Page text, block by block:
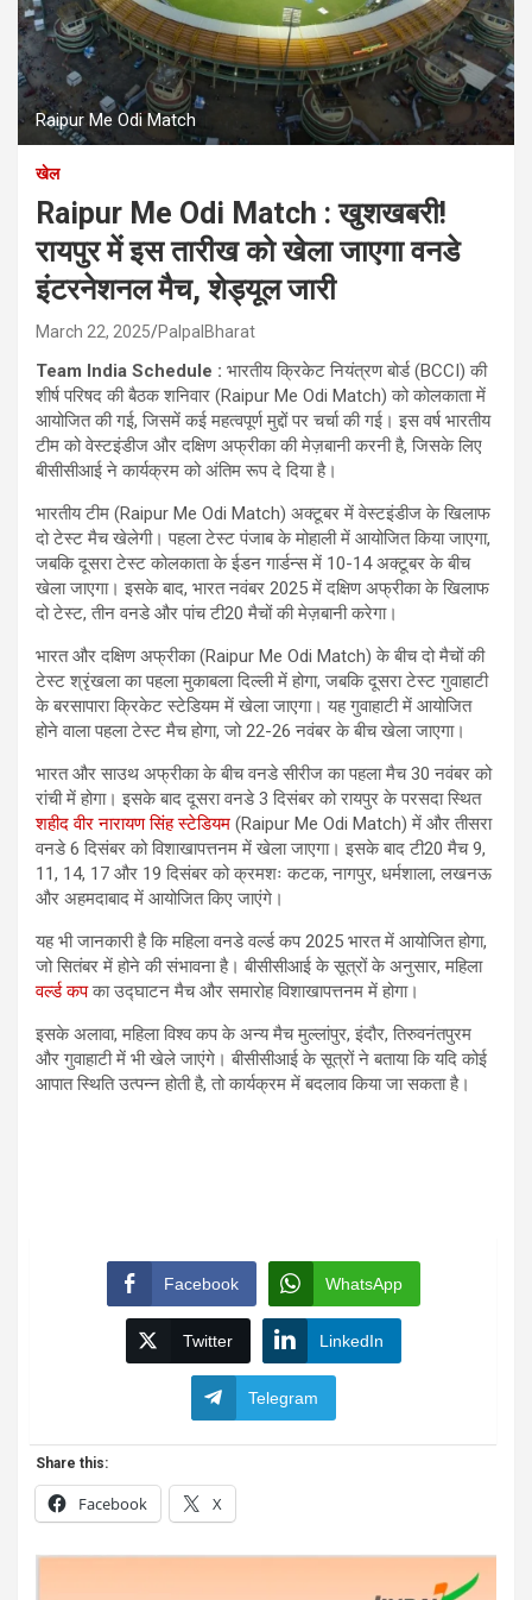
Raipur Me Odi Match
खेल
Raipur Me Odi Match : खुशखबरी!
रायपुर में इस तारीख को खेला जाएगा वनडे
इंटरनेशनल मैच, शेड्यूल जारी
March 22, 2025 PalpalBharat
Team India Schedule : भारतीय क्रिकेट नियंत्रण बोर्ड (BCCI) की
शीर्ष परिषद की बैठक शनिवार (Raipur Me Odi Match) को कोलकाता में
आयोजित की गई, जिसमें कई महत्वपूर्ण मुद्दों पर चर्चा की गई। इस वर्ष भारतीय
टीम को वेस्टइंडीज और दक्षिण अफ्रीका की मेज़बानी करनी है, जिसके लिए
बीसीसीआई ने कार्यक्रम को अंतिम रूप दे दिया है।
भारतीय टीम (Raipur Me Odi Match) अक्टूबर में वेस्टइंडीज के खिलाफ
दो टेस्ट मैच खेलेगी। पहला टेस्ट पंजाब के मोहाली में आयोजित किया जाएगा,
जबकि दूसरा टेस्ट कोलकाता के ईडन गार्डन्स में 10-14 अक्टूबर के बीच
खेला जाएगा। इसके बाद, भारत नवंबर 2025 में दक्षिण अफ्रीका के खिलाफ
दो टेस्ट, तीन वनडे और पांच टी20 मैचों की मेज़बानी करेगा।
भारत और दक्षिण अफ्रीका (Raipur Me Odi Match) के बीच दो मैचों की
टेस्ट श्रृंखला का पहला मुकाबला दिल्ली में होगा, जबकि दूसरा टेस्ट गुवाहाटी
के बरसापारा क्रिकेट स्टेडियम में खेला जाएगा। यह गुवाहाटी में आयोजित
होने वाला पहला टेस्ट मैच होगा, जो 22-26 नवंबर के बीच खेला जाएगा।
भारत और साउथ अफ्रीका के बीच वनडे सीरीज का पहला मैच 30 नवंबर को
रांची में होगा। इसके बाद दूसरा वनडे 3 दिसंबर को रायपुर के परसदा स्थित
शहीद वीर नारायण सिंह स्टेडियम (Raipur Me Odi Match) में और तीसरा
वनडे 6 दिसंबर को विशाखापत्तनम में खेला जाएगा। इसके बाद टी20 मैच 9,
11, 14, 17 और 19 दिसंबर को क्रमशः कटक, नागपुर, धर्मशाला, लखनऊ
और अहमदाबाद में आयोजित किए जाएंगे।
यह भी जानकारी है कि महिला वनडे वर्ल्ड कप 2025 भारत में आयोजित होगा,
जो सितंबर में होने की संभावना है। बीसीसीआई के सूत्रों के अनुसार, महिला
वर्ल्ड कपका उद्घाटन मैच और समारोह विशाखापत्तनम में होगा।
इसके अलावा, महिला विश्व कप के अन्य मैच मुल्लांपुर, इंदौर, तिरुवनंतपुरम
और गुवाहाटी में भी खेले जाएंगे। बीसीसीआई के सूत्रों ने बताया कि यदि कोई
आपात स्थिति उत्पन्न होती है, तो कार्यक्रम में बदलाव किया जा सकता है।
Facebook WhatsApp
Twitter LinkedIn
Telegram
Share this:
Facebook X